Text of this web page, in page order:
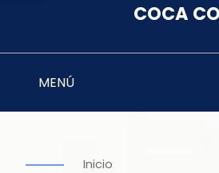
COCA
MENÚ
Inicio